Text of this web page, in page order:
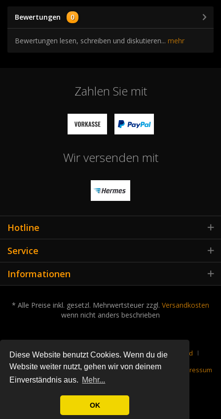
Diese Website benutzt Cookies. Wenn du die
Website weiter nutzt, gehen wir von deinem
Einverständnis aus. Mehr...
OK
Bewertungen 0
Bewertungen lesen, schreiben und diskutieren... mehr
Zahlen Sie mit
Wir versenden mit
Hotline
Service
Informationen
* Alle Preise inkl. gesetzl. Mehrwertsteuer zzgl. Versandkosten
wenn nicht anders beschrieben
Cookie-Einstellungen Über uns Kontakt
Versand
Rückgabe
Datenschutz Widerrufsrecht AGB Impressum